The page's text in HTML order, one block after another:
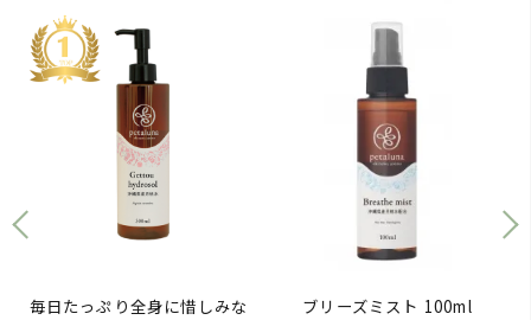
っぷり全身に惜しみな
ブリーズミスト 100ml